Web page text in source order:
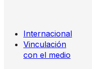
Internacional
Vinculación
con el medio